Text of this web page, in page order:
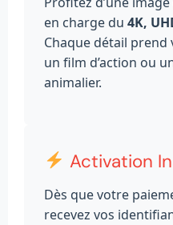
en charge du 4K,
Chaque détail prend
un film d’action ou
animalier.
Activation
Dès que votre
recevez vos